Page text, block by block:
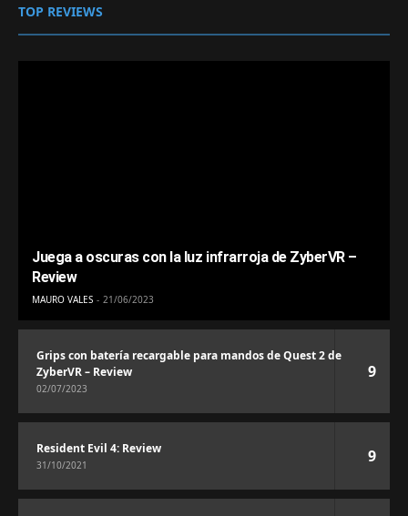
TOP REVIEWS
Juega a oscuras con la luz infrarroja de ZyberVR –
Review
MAURO VALES 21/06/2023
Grips con batería recargable para mandos de Quest 2 de
ZyberVR – Review
02/07/2023
9
Resident Evil 4: Review
31/10/2021 9